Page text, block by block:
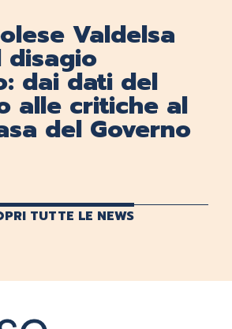
Valdelsa
disagio
dai dati del
alle critiche al
del Governo
TUTTE LE NEWS